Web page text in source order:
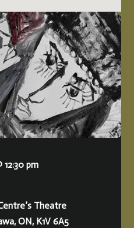
pm
Theatre
ON, K1V 6A5